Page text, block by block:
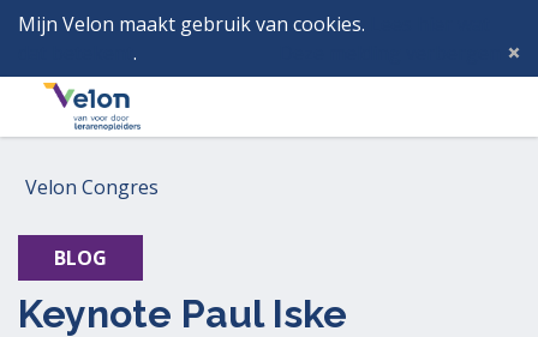
Mijn Velon maakt gebruik van cookies.
.
Menu
Velon Congres
BLOG
Keynote Paul Iske